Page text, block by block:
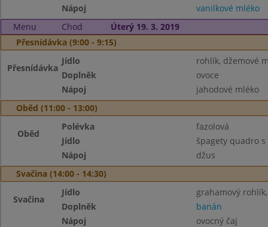
Nápoj
vanilkové mléko
Menu
Chod
Úterý 19. 3. 2019
Přesnídávka (9:00 - 9:15)
Přesnídávka
Jídlo
rohlík, džemové
Doplněk
ovoce
Nápoj
jahodové mléko
Oběd (11:00 - 13:00)
Oběd
Polévka
fazolová
Jídlo
špagety quadro
Nápoj
džus
Svačina (14:00 - 14:30)
Svačina
Jídlo
grahamový
Doplněk
banán
Nápoj
ovocný čaj